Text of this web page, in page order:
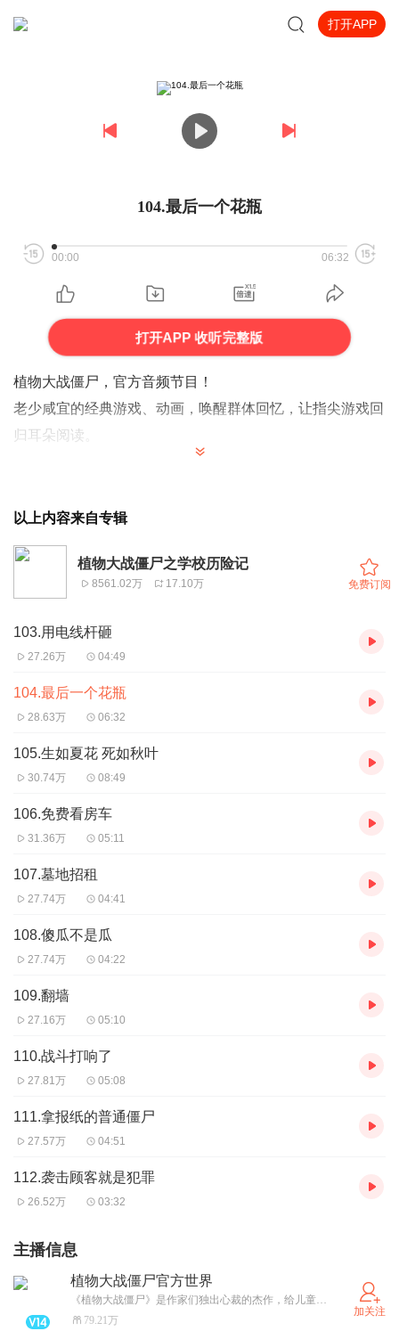
打开APP
104.最后一个花瓶
00:00 06:32
打开APP 收听完整版
植物大战僵尸，官方音频节目！
老少咸宜的经典游戏、动画，唤醒群体回忆，让指尖游戏回
归耳朵阅读。
小朋友们最熟悉的豌豆射手、向日葵、小坚果、僵尸博士、
僵尸小队长统统来到校园里，植物学校里有趣的故事等你来
娱乐育人
植物小分队转战校园，每个小故事都有智慧点，孩子们不仅
趣味与冒险
植物、僵尸等各类形象拟人化，用孩子的语言来表达幽默与
诙谐，还原一个纯真、活泼、可爱、新奇的植物大战僵尸世
界。
孩子们将跟着植物小分队经历一次次冒险，解决一个个棘手
的问题，并从中收获成长的信念与宝贵的友谊。
以上内容来自专辑
植物大战僵尸之学校历险记
8561.02万 17.10万 免费订阅
103.用电线杆砸
27.26万 04:49
104.最后一个花瓶
28.63万 06:32
105.生如夏花 死如秋叶
30.74万 08:49
106.免费看房车
31.36万 05:11
107.墓地招租
27.74万 04:41
108.傻瓜不是瓜
27.74万 04:22
109.翻墙
27.16万 05:10
110.战斗打响了
27.81万 05:08
111.拿报纸的普通僵尸
27.57万 04:51
112.袭击顾客就是犯罪
26.52万 03:32
主播信息
植物大战僵尸官方世界
《植物大战僵尸》是作家们独出心裁的杰作，给儿童开辟了一个阅读新样式——游戏性阅读。作家从儿童身心发展的特点出发，大胆想象，巧妙构思，让故事情节由一个个动作组成，语言浅显、生动、上口，能让儿童体验既是阅读又是游戏的乐趣。
79.21万
加关注